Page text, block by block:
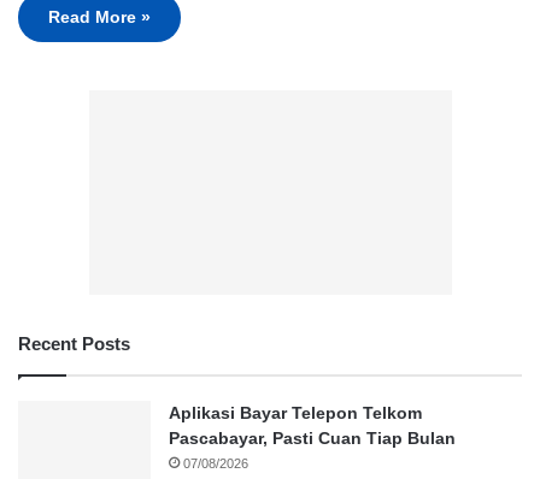
Read More »
Recent Posts
Aplikasi Bayar Telepon Telkom
Pascabayar, Pasti Cuan Tiap Bulan
07/08/2026